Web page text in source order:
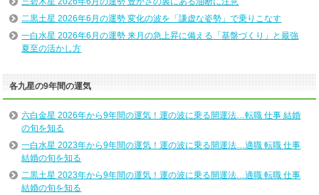
二黒土星 2026年6月の運勢 変化の波を「謙虚な姿勢」で乗りこなす
一白水星 2026年6月の運勢 来月の急上昇に備える「基盤づくり」と最強
夏至の活かし方
各九星の9年間の運気
六白金星 2026年から9年間の運気！運の波に乗る開運法…転職 仕事 結婚
の旬を知る
一白水星 2023年から9年間の運気！運の波に乗る開運法…適職 転職 仕事
結婚の旬を知る
二黒土星 2023年から9年間の運気！運の波に乗る開運法…適職 転職 仕事
結婚の旬を知る